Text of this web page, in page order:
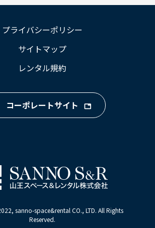
プライバシーポリシー
サイトマップ
レンタル規約
コーポレートサイト
sanno-space&rental CO., LTD. All Rights
Reserved.